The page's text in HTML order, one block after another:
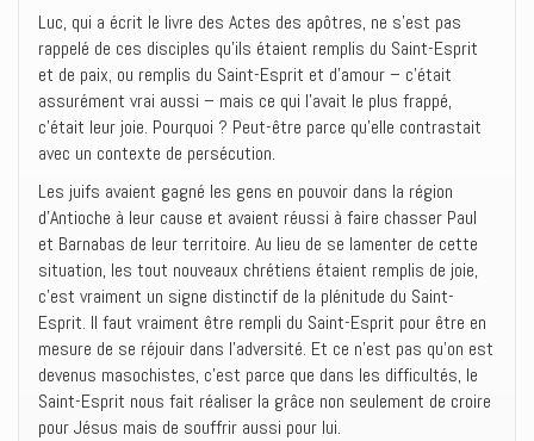
Luc, qui a écrit le livre des Actes des apôtres, ne s’est pas
rappelé de ces disciples qu’ils étaient remplis du Saint-Esprit
et de paix, ou remplis du Saint-Esprit et d’amour – c’était
assurément vrai aussi – mais ce qui l’avait le plus frappé,
c’était leur joie. Pourquoi ? Peut-être parce qu’elle contrastait
avec un contexte de persécution.
Les juifs avaient gagné les gens en pouvoir dans la région
d’Antioche à leur cause et avaient réussi à faire chasser Paul
et Barnabas de leur territoire. Au lieu de se lamenter de cette
situation, les tout nouveaux chrétiens étaient remplis de joie,
c’est vraiment un signe distinctif de la plénitude du Saint-
Esprit. Il faut vraiment être rempli du Saint-Esprit pour être en
mesure de se réjouir dans l’adversité. Et ce n’est pas qu’on est
devenus masochistes, c’est parce que dans les difficultés, le
Saint-Esprit nous fait réaliser la grâce non seulement de croire
pour Jésus mais de souffrir aussi pour lui.